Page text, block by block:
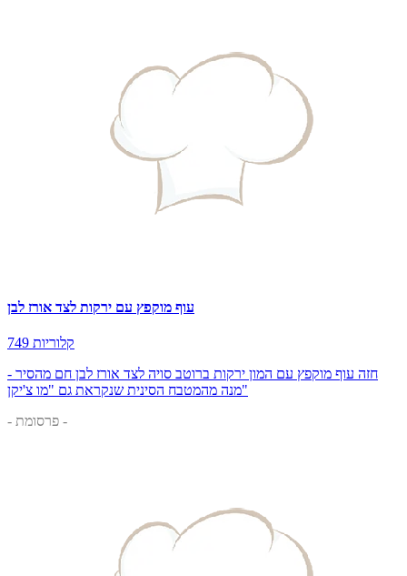
עוף מוקפץ עם ירקות לצד אורז לבן
749 קלוריות
חזה עוף מוקפץ עם המון ירקות ברוטב סויה לצד אורז לבן חם מהסיר -
מנה מהמטבח הסינית שנקראת גם "מו צ'יקן"
- פרסומת -